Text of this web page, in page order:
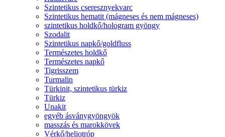
Szintetikus cseresznyekvarc
Szintetikus hematit (mágneses és nem mágneses)
szintetikus holdkő/hologram gyöngy
Szodalit
Szintetikus napkő/goldfluss
Természetes holdkő
Természetes napkő
Tigrisszem
Turmalin
Türkinit, szintetikus türkiz
Türkiz
Unakit
egyéb ásványgyöngyök
masszás és marokkövek
Vérkő/heliotróp